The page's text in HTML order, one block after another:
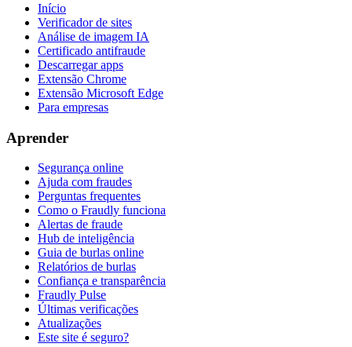
Início
Verificador de sites
Análise de imagem IA
Certificado antifraude
Descarregar apps
Extensão Chrome
Extensão Microsoft Edge
Para empresas
Aprender
Segurança online
Ajuda com fraudes
Perguntas frequentes
Como o Fraudly funciona
Alertas de fraude
Hub de inteligência
Guia de burlas online
Relatórios de burlas
Confiança e transparência
Fraudly Pulse
Últimas verificações
Atualizações
Este site é seguro?